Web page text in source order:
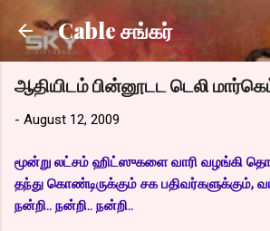
Skip to main content
Cable சங்கர்
ஆதியிடம் பின்னூடட டெலி
- August 12, 2009
மூன்று லட்சம் ஹிட்ஸுகளை வாரி வழங்கி
தந்து கொண்டிருக்கும் சக பதிவர்களுக்கும்,
நன்றி.. நன்றி.. நன்றி..